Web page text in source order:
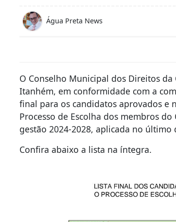
Água Preta News
O Conselho Municipal dos Direitos da
Itanhém, em conformidade com a
final para os candidatos aprovados e
Processo de Escolha dos membros
gestão 2024-2028, aplicada no último
Confira abaixo a lista na íntegra.